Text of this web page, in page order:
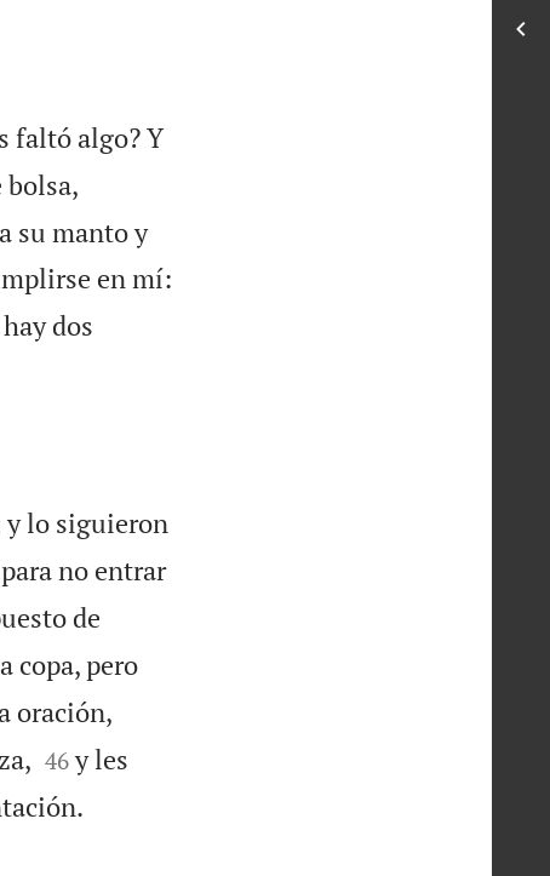
faltó algo? Y
bolsa,
su manto y
en mí:
dos
y lo siguieron
no entrar
de
copa, pero
oración,


46 y les
